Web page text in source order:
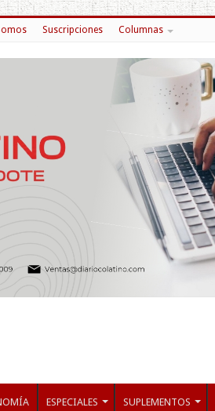
Suscripciones Columnas
ESPECIALES SUPLEMENTOS